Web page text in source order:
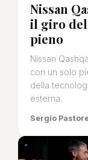
Nissan
il giro
pieno
Nissan
con un solo
della
esterna.
Sergio